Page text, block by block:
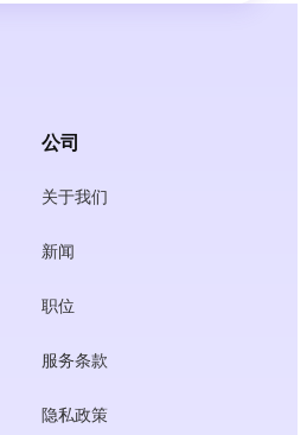
公司
关于我们
新闻
职位
服务条款
隐私政策